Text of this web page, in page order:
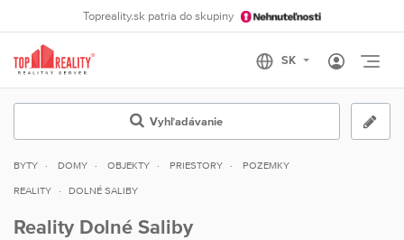
Topreality.sk patria do skupiny
Vyhľadávanie
BYTY DOMY OBJEKTY PRIESTORY POZEMKY
REALITY DOLNÉ SALIBY
Reality Dolné Saliby